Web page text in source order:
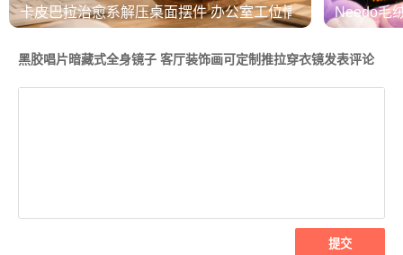
卡皮巴拉治愈系解压桌面摆件 办公室工位情绪稳定神器
Needo毛
黑胶唱片暗藏式全身镜子 客厅装饰画可定制推拉穿衣镜发表评论